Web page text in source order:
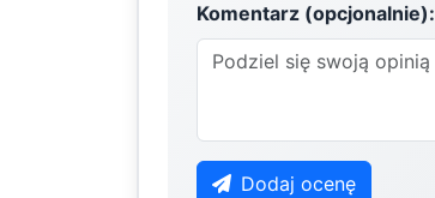
Komentarz (opcjonalnie):
Dodaj ocenę